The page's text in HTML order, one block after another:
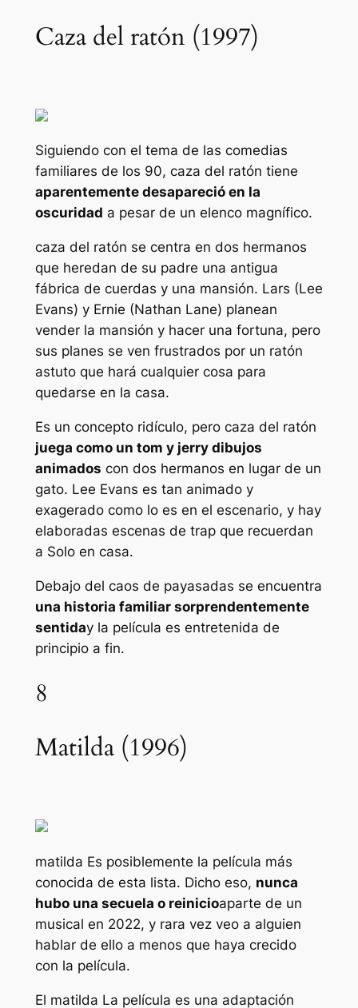
Caza del ratón (1997)
Siguiendo con el tema de las comedias
familiares de los 90, caza del ratón tiene
aparentemente desapareció en la
oscuridad a pesar de un elenco magnífico.
caza del ratón se centra en dos hermanos
que heredan de su padre una antigua
fábrica de cuerdas y una mansión. Lars (Lee
Evans) y Ernie (Nathan Lane) planean
vender la mansión y hacer una fortuna, pero
sus planes se ven frustrados por un ratón
astuto que hará cualquier cosa para
quedarse en la casa.
Es un concepto ridículo, pero caza del ratón
juega como un tom y jerrydibujos
animados con dos hermanos en lugar de un
gato. Lee Evans es tan animado y
exagerado como lo es en el escenario, y hay
elaboradas escenas de trap que recuerdan
a Solo en casa.
Debajo del caos de payasadas se encuentra
una historia familiar sorprendentemente
sentiday la película es entretenida de
principio a fin.
8
Matilda (1996)
matilda Es posiblemente la película más
conocida de esta lista. Dicho eso, nunca
hubo una secuela o reinicioaparte de un
musical en 2022, y rara vez veo a alguien
hablar de ello a menos que haya crecido
con la película.
El matilda La película es una adaptación